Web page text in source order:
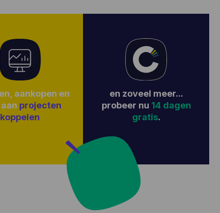
Op vandaag gebruik ik tijdsregistratie, Project Management,
aankopen en
projecten
koppelen
en zoveel meer...
probeer nu 14 dagen
gratis.